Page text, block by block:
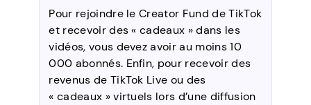
Pour rejoindre le Creator Fund de TikTok
et recevoir des « cadeaux » dans les
vidéos, vous devez avoir au moins 10
000 abonnés. Enfin, pour recevoir des
revenus de TikTok Live ou des
« cadeaux » virtuels lors d’une diffusion